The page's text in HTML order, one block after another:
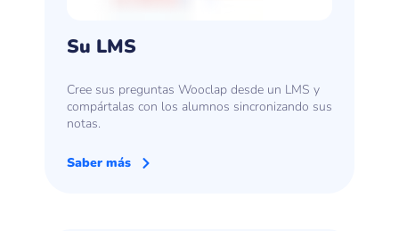
Su LMS
Cree sus preguntas Wooclap desde un LMS y
compártalas con los alumnos sincronizando sus
notas.
Saber más